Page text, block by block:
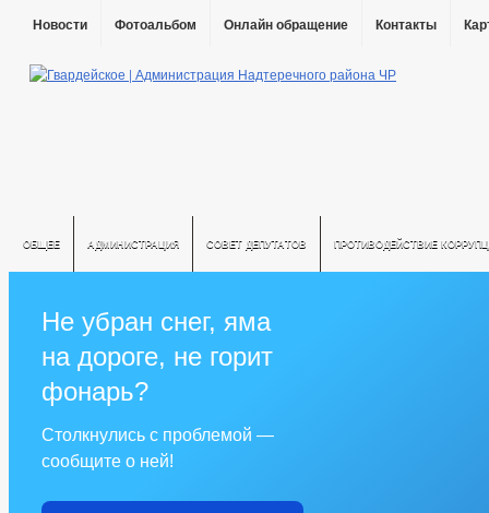
Новости Фотоальбом Онлайн обращение Контакты
ОБЩЕЕ АДМИНИСТРАЦИЯ СОВЕТ ДЕПУТАТОВ ПРОТИВОДЕЙСТВИЕ
Не убран снег, яма
на дороге, не горит
фонарь?
Столкнулись с проблемой —
сообщите о ней!